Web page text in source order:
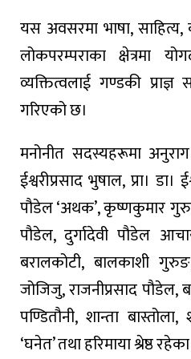
यस अवसरमा भाषा,
लोकपरम्पराका क्षेत्रमा
व्यक्तित्वलाई गण्डकी
गरिएको छ।
मनोनीत सदस्यहरूमा अनुराग
ईश्वरीप्रसाद भुषाल, प्रा।
पौडेल ‘अथक’, कृष्णकुमार
पौडेल, दुर्गादेवी पौडेल
बरालकोटी, बालकाशी
जोजिजु, राजनीप्रसाद पौडेल,
पण्डितौनी, शान्ता
‘घनेत’ तथा हरिमाया श्रेष्ठ